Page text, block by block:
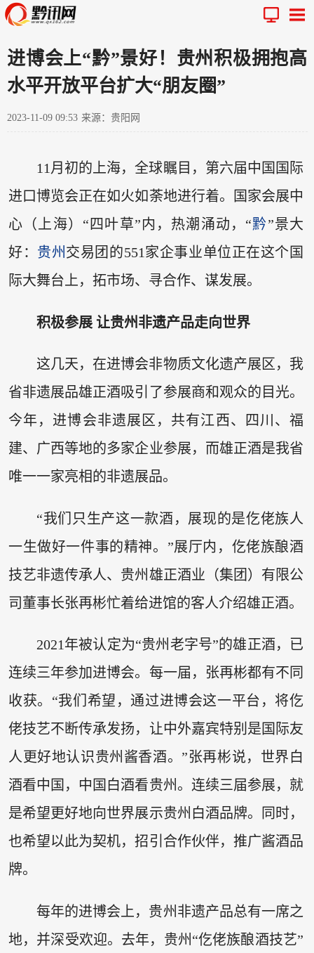
进博会上“黔”景好！贵州积极拥抱高
水平开放平台扩大“朋友圈”
2023-11-09 09:53 来源：贵阳网
11月初的上海，全球瞩目，第六届中国国际
进口博览会正在如火如荼地进行着。国家会展中
心（上海）“四叶草”内，热潮涌动，“黔”景大
好： 贵州 交易团的551家企事业单位正在这个国
际大舞台上，拓市场、寻合作、谋发展。
积极参展 让贵州非遗产品走向世界
这几天，在进博会非物质文化遗产展区，我
省非遗展品雄正酒吸引了参展商和观众的目光。
今年，进博会非遗展区，共有江西、四川、福
建、广西等地的多家企业参展，而雄正酒是我省
唯一一家亮相的非遗展品。
“我们只生产这一款酒，展现的是仡佬族人
一生做好一件事的精神。”展厅内，仡佬族酿酒
技艺非遗传承人、贵州雄正酒业（集团）有限公
司董事长张再彬忙着给进馆的客人介绍雄正酒。
2021年被认定为“贵州老字号”的雄正酒，已
连续三年参加进博会。每一届，张再彬都有不同
收获。“我们希望，通过进博会这一平台，将仡
佬技艺不断传承发扬，让中外嘉宾特别是国际友
人更好地认识贵州酱香酒。”张再彬说，世界白
酒看中国，中国白酒看贵州。连续三届参展，就
是希望更好地向世界展示贵州白酒品牌。同时，
也希望以此为契机，招引合作伙伴，推广酱酒品
牌。
每年的进博会上，贵州非遗产品总有一席之
地，并深受欢迎。去年，贵州“仡佬族酿酒技艺”